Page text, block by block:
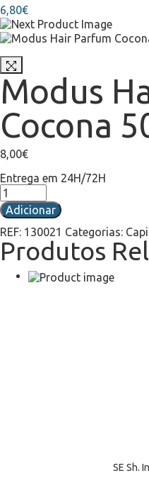
6,80€
Modus
Cocona
8,00€
Entrega em 24H/72H
Adicionar
REF: 130021 Categorias:
Produtos
SE Sh.